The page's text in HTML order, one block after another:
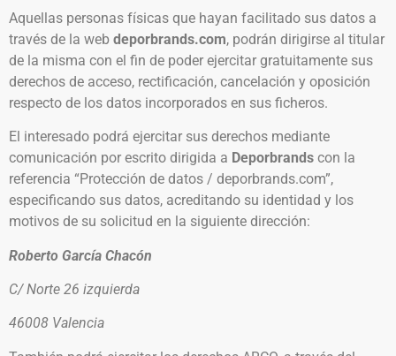
Aquellas personas físicas que hayan facilitado sus datos a
través de la web deporbrands.com, podrán dirigirse al titular
de la misma con el fin de poder ejercitar gratuitamente sus
derechos de acceso, rectificación, cancelación y oposición
respecto de los datos incorporados en sus ficheros.
El interesado podrá ejercitar sus derechos mediante
comunicación por escrito dirigida a Deporbrands con la
referencia “Protección de datos / deporbrands.com”,
especificando sus datos, acreditando su identidad y los
motivos de su solicitud en la siguiente dirección:
Roberto García Chacón
C/ Norte 26 izquierda
46008 Valencia